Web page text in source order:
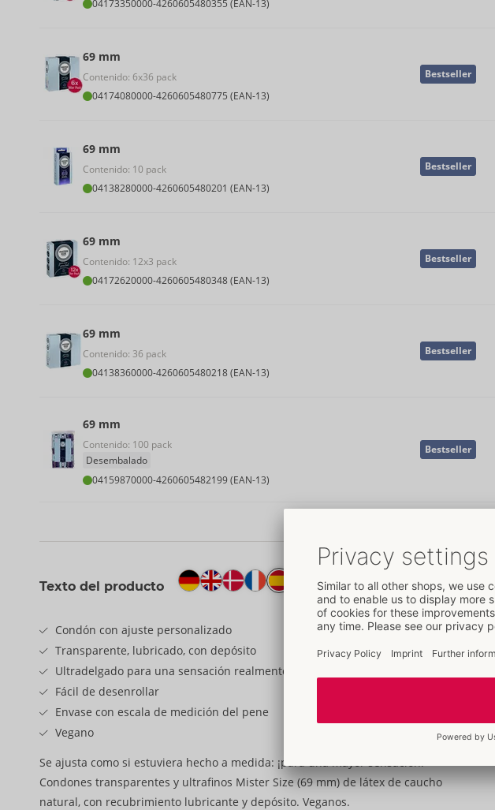
04173350000-4260605480355 (EAN-13)
69 mm
Contenido: 6x36 pack
04174080000-4260605480775 (EAN-13)
Bestseller
69 mm
Contenido: 10 pack
04138280000-4260605480201 (EAN-13)
Bestseller
69 mm
Contenido: 12x3 pack
04172620000-4260605480348 (EAN-13)
Bestseller
69 mm
Contenido: 36 pack
04138360000-4260605480218 (EAN-13)
Bestseller
69 mm
Contenido: 100 pack
Desembalado
04159870000-4260605482199 (EAN-13)
Bestseller
Texto del producto
Condón con ajuste personalizado
Transparente, lubricado, con depósito
Ultradelgado para una sensación realmente pura
Fácil de desenrollar
Envase con escala de medición del pene
Vegano
Se ajusta como si estuviera hecho a medida: ¡para una mayor sensación!
Condones transparentes y ultrafinos Mister Size (69 mm) de látex de caucho
natural, con recubrimiento lubricante y depósito. Veganos.